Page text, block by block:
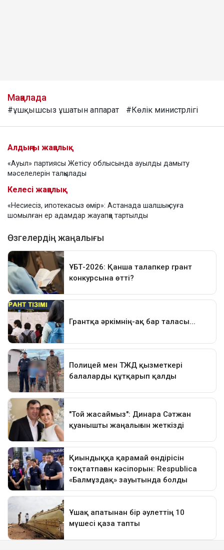
Мақалада
#ұшқышсыз ұшатын аппарат #Көлік министрлігі
Алдыңғы жаңалық
«Ауыл» партиясы Жетісу облысында ауылды дамыту
мәселелерін талқылады
Келесі жаңалық
«Несиесіз, ипотекасыз өмір»: Астанада шалшық суға
шомылған ер адамдар жауапқа тартылды